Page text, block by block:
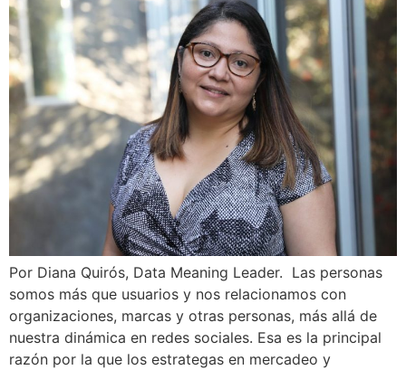
Por Diana Quirós, Data Meaning Leader. Las personas
somos más que usuarios y nos relacionamos con
organizaciones, marcas y otras personas, más allá de
nuestra dinámica en redes sociales. Esa es la principal
razón por la que los estrategas en mercadeo y